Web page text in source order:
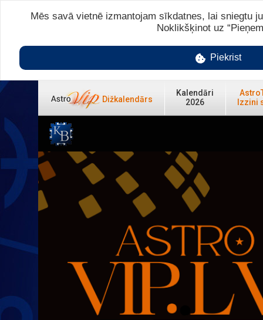
Dižkalendārs
Kalendāri
2026
Izzini
Mēs savā vietnē izmantojam sīkdatnes, lai sniegtu
Noklikšķinot uz
Piekrist